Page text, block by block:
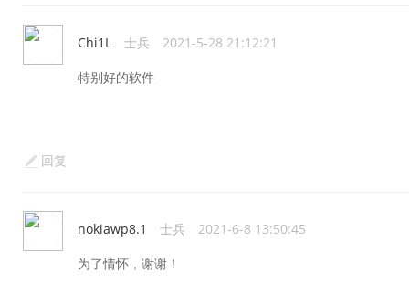
Chi1L 士兵 2021-5-28 21:12:21
特别好的软件
回复
nokiawp8.1 士兵 2021-6-8 13:50:45
为了情怀，谢谢！